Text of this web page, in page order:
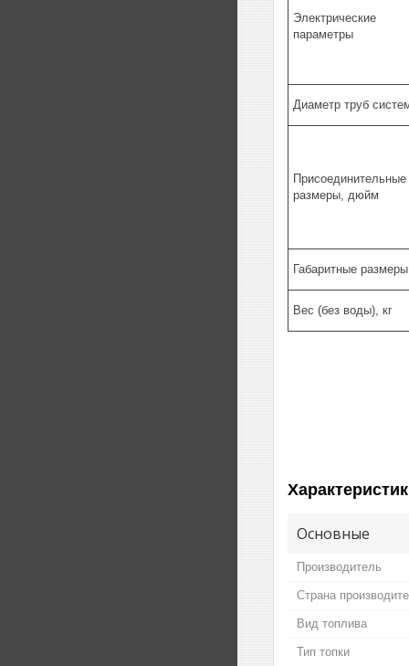
Электрические
параметры
Диаметр труб
Присоединительные
размеры, дюйм
Габаритные
Вес (без воды), кг
Основные
Производитель
Страна
Вид топлива
Тип топки